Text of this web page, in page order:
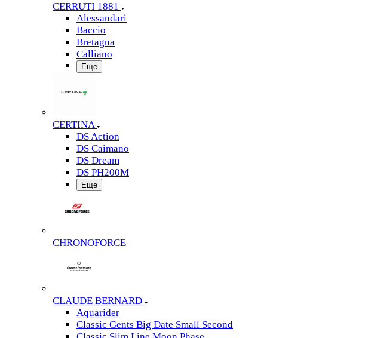
CERRUTI 1881
Alessandari
Baccio
Bretagna
Calliano
Еще
CERTINA
DS Action
DS Caimano
DS Dream
DS PH200M
Еще
CHRONOFORCE
CLAUDE BERNARD
Aquarider
Classic Gents Big Date Small Second